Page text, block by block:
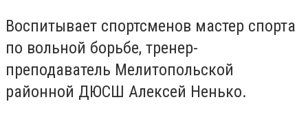
Воспитывает спортсменов мастер спорта
по вольной борьбе, тренер-
преподаватель Мелитопольской
районной ДЮСШ Алексей Ненько.